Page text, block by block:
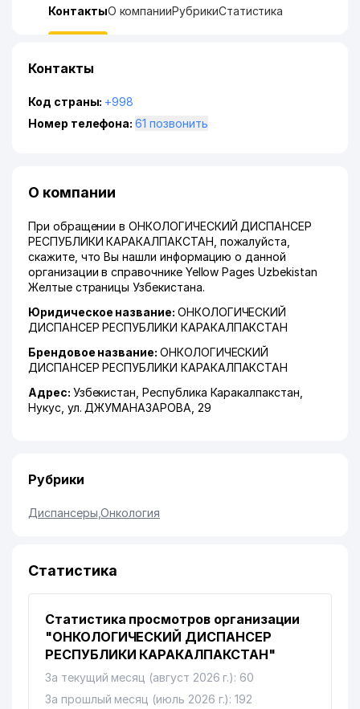
КонтактыО компанииРубрикиСтатистика
Контакты
Код страны: +998
Номер телефона:
61 позвонить
О компании
При обращении в ОНКОЛОГИЧЕСКИЙ ДИСПАНСЕР
РЕСПУБЛИКИ КАРАКАЛПАКСТАН, пожалуйста,
скажите, что Вы нашли информацию о данной
организации в справочнике Yellow Pages Uzbekistan
Желтые страницы Узбекистана.
Юридическое название: ОНКОЛОГИЧЕСКИЙ
ДИСПАНСЕР РЕСПУБЛИКИ КАРАКАЛПАКСТАН
Брендовое название: ОНКОЛОГИЧЕСКИЙ
ДИСПАНСЕР РЕСПУБЛИКИ КАРАКАЛПАКСТАН
Адрес: Узбекистан,Республика Каракалпакстан
Нукус ул. ДЖУМАНАЗАРОВА , 29
Рубрики
Диспансеры ,Онкология
Статистика
Статистика просмотров организации
"ОНКОЛОГИЧЕСКИЙ ДИСПАНСЕР
РЕСПУБЛИКИ КАРАКАЛПАКСТАН"
За текущий месяц (август 2026 г.): 60
За прошлый месяц (июль 2026 г.): 192